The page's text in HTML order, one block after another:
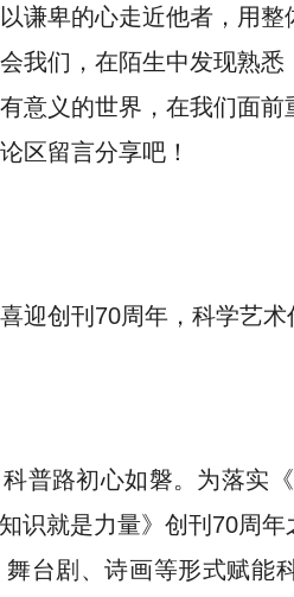
谦卑的心走近他者，用
我们，在陌生中发现熟
意义的世界，在我们面
区留言分享吧！
迎创刊70周年，科学艺
普路初心如磐。为落实
识就是力量》创刊70周
台剧、诗画等形式赋能